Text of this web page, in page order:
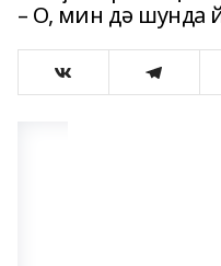
– О, мин дә шунда